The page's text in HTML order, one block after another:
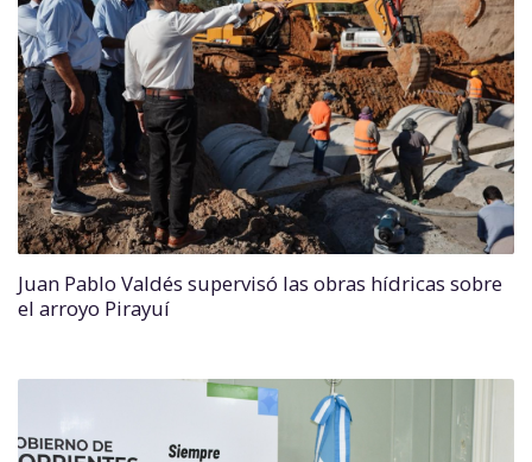
Juan Pablo Valdés supervisó las obras hídricas sobre
el arroyo Pirayuí